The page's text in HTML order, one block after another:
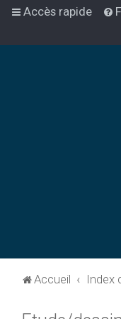
Accès rapide
Accueil Index